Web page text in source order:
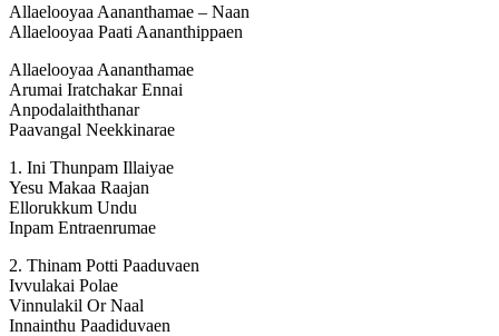
Allaelooyaa Aananthamae – Naan
Allaelooyaa Paati Aananthippaen
Allaelooyaa Aananthamae
Arumai Iratchakar Ennai
Anpodalaiththanar
Paavangal Neekkinarae
1. Ini Thunpam Illaiyae
Yesu Makaa Raajan
Ellorukkum Undu
Inpam Entraenrumae
2. Thinam Potti Paaduvaen
Ivvulakai Polae
Vinnulakil Or Naal
Innainthu Paadiduvaen